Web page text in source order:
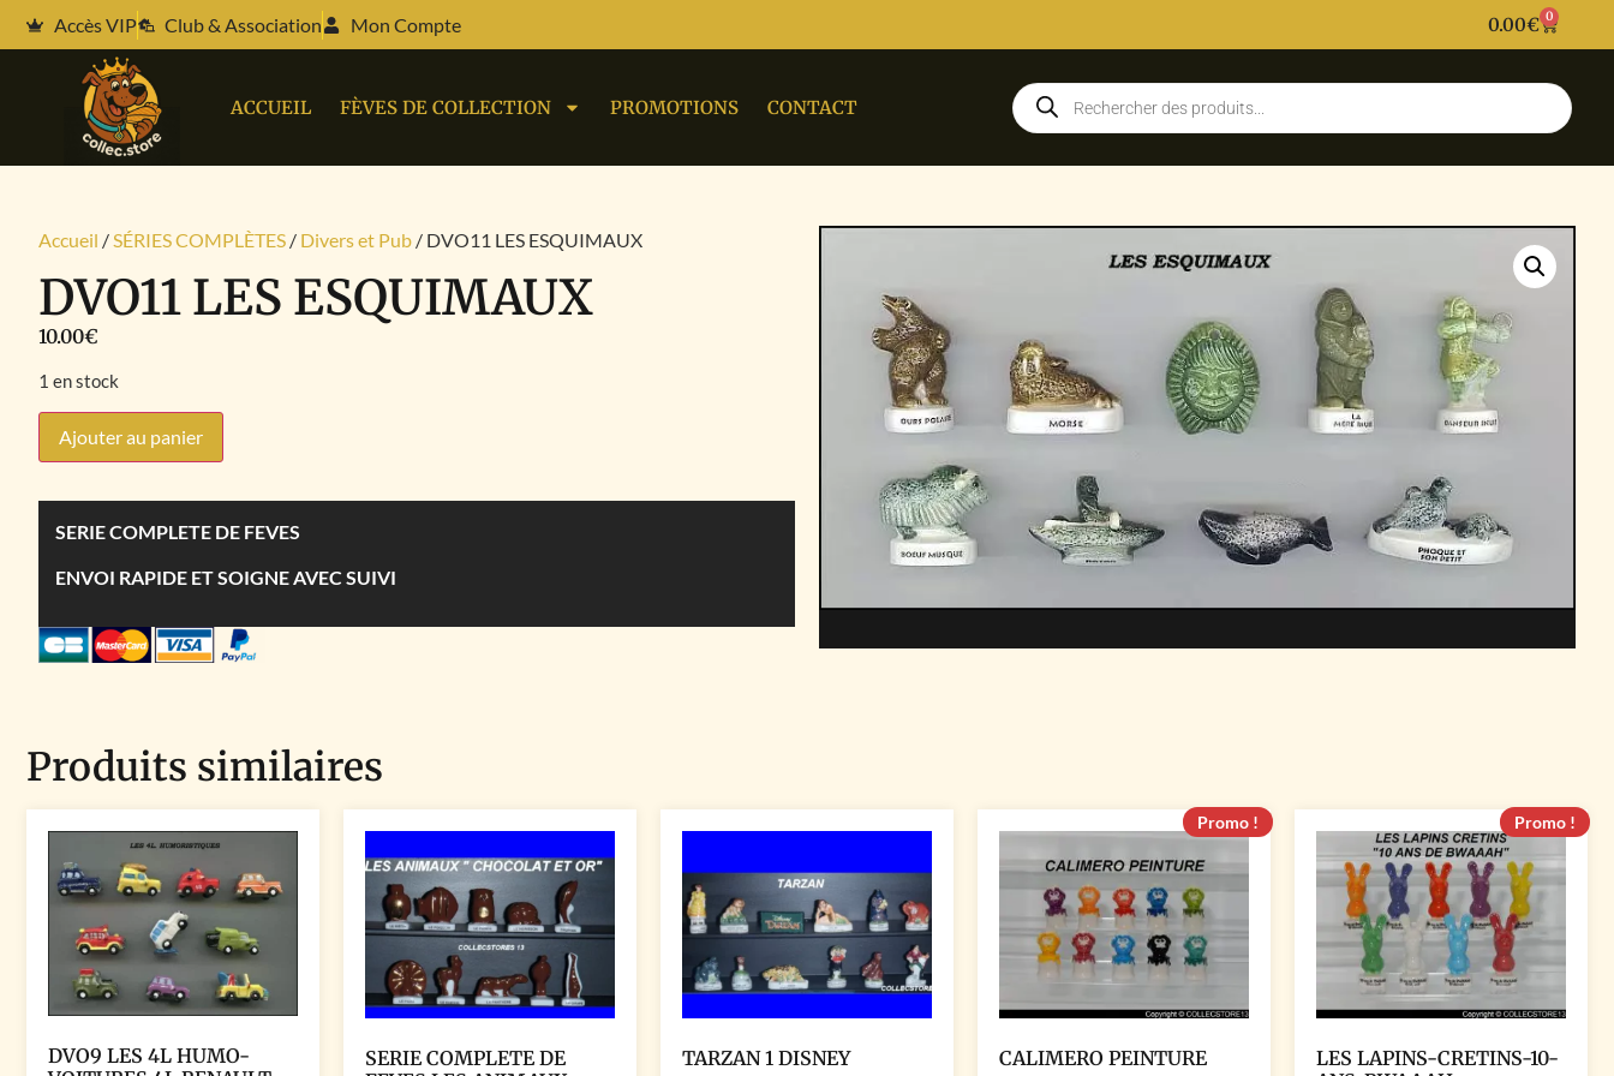
Accès VIP Club & Association Mon Compte 0.00€ 0
ACCUEIL FÈVES DE COLLECTION PROMOTIONS CONTACT
Accueil /SÉRIES COMPLÈTES / Divers et Pub / DVO11 LES ESQUIMAUX
DVO11 LES ESQUIMAUX
10.00€
1 en stock
Ajouter au panier
SERIE COMPLETE DE FEVES
ENVOI RAPIDE ET SOIGNE AVEC SUIVI
Produits similaires
DVO9 LES 4L HUMO-
SERIE COMPLETE DE
TARZAN 1 DISNEY
Promo !
CALIMERO PEINTURE
Promo !
LES LAPINS-CRETINS-10-